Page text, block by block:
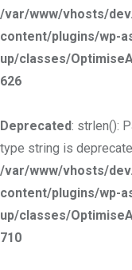
/var/www/vhosts/
content/plugins/wp-
up/classes/
626
Deprecated: strlen():
type string is
/var/www/vhosts/
content/plugins/wp-
up/classes/
710